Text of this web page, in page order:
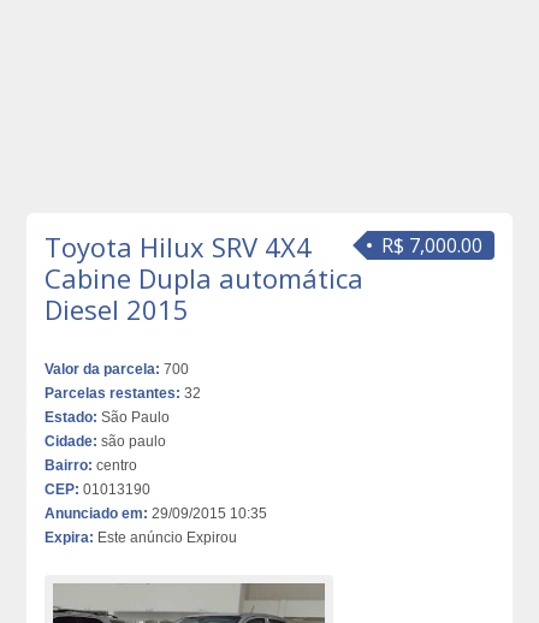
R$ 7,000.00
Toyota Hilux SRV 4X4
Cabine Dupla automática
Diesel 2015
Valor da parcela: 700
Parcelas restantes: 32
Estado: São Paulo
Cidade: são paulo
Bairro: centro
CEP: 01013190
Anunciado em: 29/09/2015 10:35
Expira: Este anúncio Expirou